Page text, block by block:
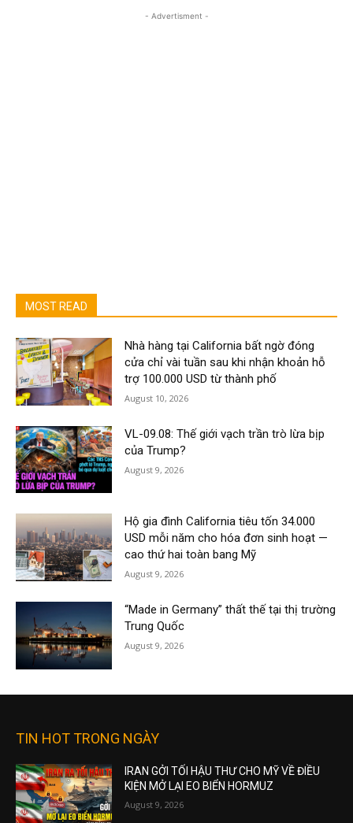
- Advertisment -
MOST READ
Nhà hàng tại California bất ngờ đóng
cửa chỉ vài tuần sau khi nhận khoản hỗ
trợ 100.000 USD từ thành phố
August 10, 2026
VL-09.08: Thế giới vạch trần trò lừa bịp
của Trump?
August 9, 2026
Hộ gia đình California tiêu tốn 34.000
USD mỗi năm cho hóa đơn sinh hoạt —
cao thứ hai toàn bang Mỹ
August 9, 2026
“Made in Germany” thất thế tại thị trường
Trung Quốc
August 9, 2026
TIN HOT TRONG NGÀY
IRAN GỞI TỐI HẬU THƯ CHO MỸ VỀ ĐIỀU
KIỆN MỞ LẠI EO BIỂN HORMUZ
August 9, 2026